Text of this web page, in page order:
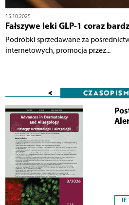
15.10.2025
Fałszywe leki GLP-1 coraz
Podróbki sprzedawane za
internetowych, promocja przez...
<
IF